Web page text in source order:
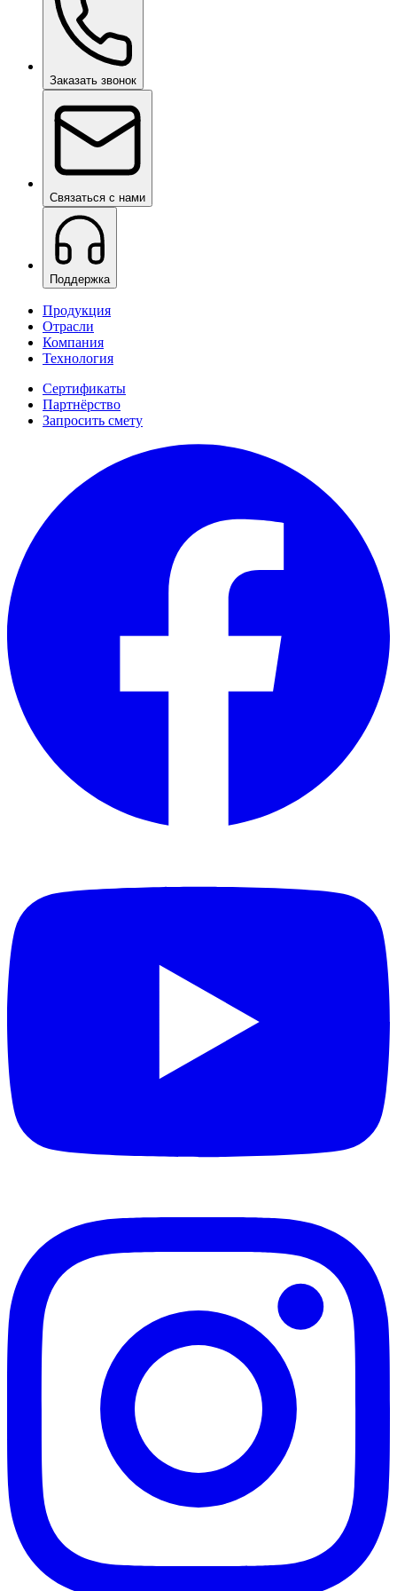
Заказать звонок
Связаться с нами
Поддержка
Продукция
Отрасли
Компания
Технология
Сертификаты
Партнёрство
Запросить смету